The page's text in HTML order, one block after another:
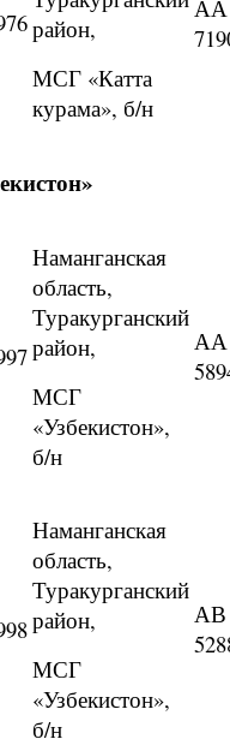
район,
МСГ «Катта
курама», б/н
АА
Наманганская
область,
Туракурганский
район,
МСГ
«Узбекистон»,
б/н
АА
Наманганская
область,
Туракурганский
район,
МСГ
«Узбекистон»,
б/н
АВ